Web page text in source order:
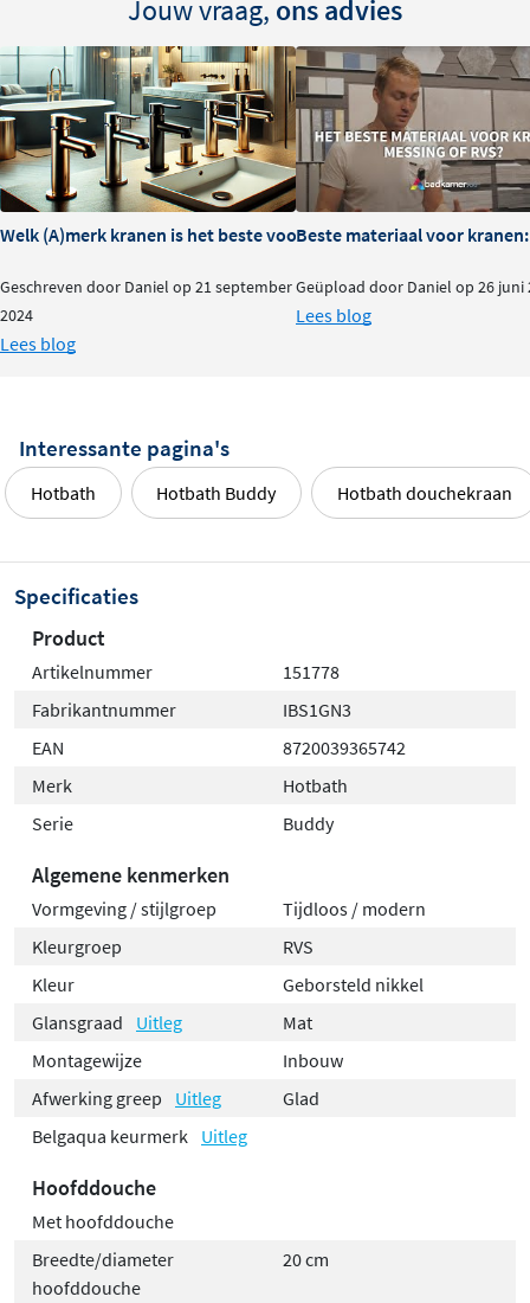
Jouw vraag, ons advies
Welk (A)merk kranen is het beste voor je badkamer?
Geschreven door Daniel op 21 september
2024
Lees blog
Beste materiaal voor kranen:
Geüpload door Daniel op 26 juni
Lees blog
Interessante pagina's
Hotbath Hotbath Buddy Hotbath douchekraan
Specificaties
Product
Artikelnummer
151778
Fabrikantnummer
IBS1GN3
EAN
8720039365742
Merk
Hotbath
Serie
Buddy
Algemene kenmerken
Vormgeving / stijlgroep
Tijdloos / modern
Kleurgroep
RVS
Kleur
Geborsteld nikkel
Glansgraad
Uitleg
Mat
Montagewijze
Inbouw
Afwerking greep
Uitleg
Glad
Belgaqua keurmerk Uitleg
Hoofddouche
Met hoofddouche
Breedte/diameter
hoofddouche
20 cm